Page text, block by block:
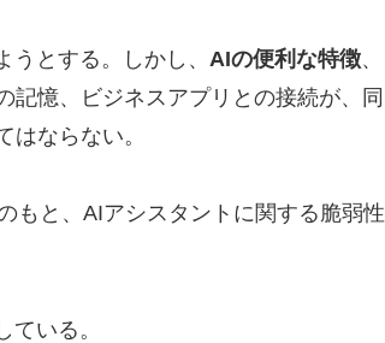
とする。しかし、 AIの便利な特徴、
記憶、ビジネスアプリとの接続が、同
はならない。
もと、AIアシスタントに関する脆弱性
いる。